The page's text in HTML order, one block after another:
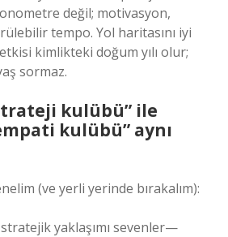
değil; motivasyon,
tempo. Yol haritasını iyi
kimlikteki doğum yılı olur;
sormaz.
kulübü” ile
kulübü” aynı
(ve yerli yerinde bırakalım):
yaklaşımı sevenler—